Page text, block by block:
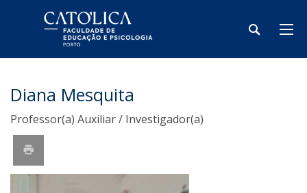
Diana Mesquita
Professor(a) Auxiliar / Investigador(a)